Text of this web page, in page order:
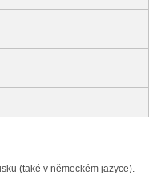
(také v německém jazyce).